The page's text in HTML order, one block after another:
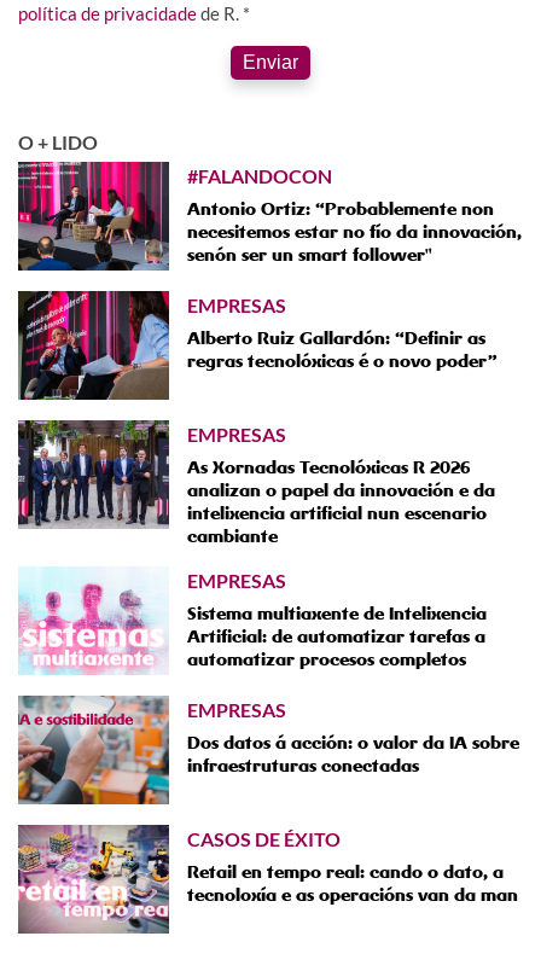
política de privacidadede R. *
Enviar
O + LIDO
#FALANDOCON
Antonio Ortiz: “Probablemente non
necesitemos estar no fío da innovación,
senón ser un smart follower"
EMPRESAS
Alberto Ruiz Gallardón: “Definir as
regras tecnolóxicas é o novo poder”
EMPRESAS
As Xornadas Tecnolóxicas R 2026
analizan o papel da innovación e da
intelixencia artificial nun escenario
cambiante
EMPRESAS
Sistema multiaxente de Intelixencia
Artificial: de automatizar tarefas a
automatizar procesos completos
EMPRESAS
Dos datos á acción: o valor da IA sobre
infraestruturas conectadas
CASOS DE ÉXITO
Retail en tempo real: cando o dato, a
tecnoloxía e as operacións van da man